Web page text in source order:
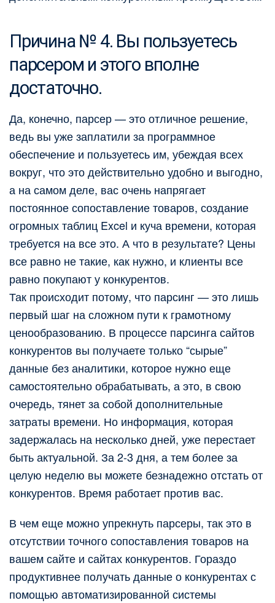
Причина № 4. Вы пользуетесь
парсером и этого вполне
достаточно.
Да, конечно, парсер — это отличное решение,
ведь вы уже заплатили за программное
обеспечение и пользуетесь им, убеждая всех
вокруг, что это действительно удобно и выгодно,
а на самом деле, вас очень напрягает
постоянное сопоставление товаров, создание
огромных таблиц Excel и куча времени, которая
требуется на все это. А что в результате? Цены
все равно не такие, как нужно, и клиенты все
равно покупают у конкурентов.
Так происходит потому, что парсинг — это лишь
первый шаг на сложном пути к грамотному
ценообразованию. В процессе парсинга сайтов
конкурентов вы получаете только “сырые”
данные без аналитики, которое нужно еще
самостоятельно обрабатывать, а это, в свою
очередь, тянет за собой дополнительные
затраты времени. Но информация, которая
задержалась на несколько дней, уже перестает
быть актуальной. За 2-3 дня, а тем более за
целую неделю вы можете безнадежно отстать от
конкурентов. Время работает против вас.
В чем еще можно упрекнуть парсеры, так это в
отсутствии точного сопоставления товаров на
вашем сайте и сайтах конкурентов. Гораздо
продуктивнее получать данные о конкурентах с
помощью автоматизированной системы